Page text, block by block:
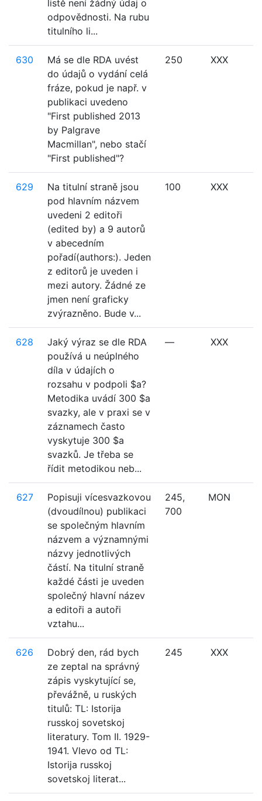
listě není žádný údaj o
odpovědnosti. Na rubu
titulního li...
630
Má se dle RDA uvést
do údajů o vydání celá
fráze, pokud je např. v
publikaci uvedeno
"First published 2013
by Palgrave
Macmillan", nebo stačí
"First published"?
250 XXX
629
Na titulní straně jsou
pod hlavním názvem
uvedeni 2 editoři
(edited by) a 9 autorů
v abecedním
pořadí(authors:). Jeden
z editorů je uveden i
mezi autory. Žádné ze
jmen není graficky
zvýrazněno. Bude v...
100 XXX
628
Jaký výraz se dle RDA
používá u neúplného
díla v údajích o
rozsahu v podpoli $a?
Metodika uvádí 300 $a
svazky, ale v praxi se v
záznamech často
vyskytuje 300 $a
svazků. Je třeba se
řídit metodikou neb...
— XXX
627
Popisuji vícesvazkovou
(dvoudílnou) publikaci
se společným hlavním
názvem a významnými
názvy jednotlivých
částí. Na titulní straně
každé části je uveden
společný hlavní název
a editoři a autoři
vztahu...
245,
700
MON
626
Dobrý den, rád bych
ze zeptal na správný
zápis vyskytující se,
převážně, u ruských
titulů: TL: Istorija
russkoj sovetskoj
literatury. Tom II. 1929-
1941. Vlevo od TL:
Istorija russkoj
sovetskoj literat...
245 XXX